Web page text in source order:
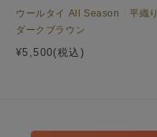
ウールタイ All Season 平織り
ダークブラウン
¥5,500(税込)